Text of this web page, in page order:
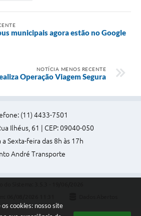
cookies: nosso site
municipais agora estão no Google
NOTÍCIA MENOS RECENTE
Operação Viagem Segura
(11) 4433-7501
Ilhéus, 61 | CEP: 09040-050
a Sexta-feira das 8h às 17h
André Transporte